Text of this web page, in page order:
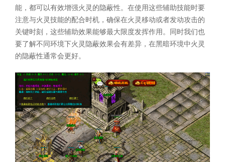
能，都可以有效增强火灵的隐蔽性。在使用这些辅助技能时要
注意与火灵技能的配合时机，确保在火灵移动或者发动攻击的
关键时刻，这些辅助效果能够最大限度发挥作用。同时我们也
要了解不同环境下火灵隐蔽效果会有差异，在黑暗环境中火灵
的隐蔽性通常会更好。